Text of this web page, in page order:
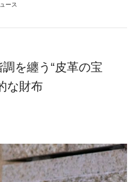
ース
を纏う“皮革の宝
な財布